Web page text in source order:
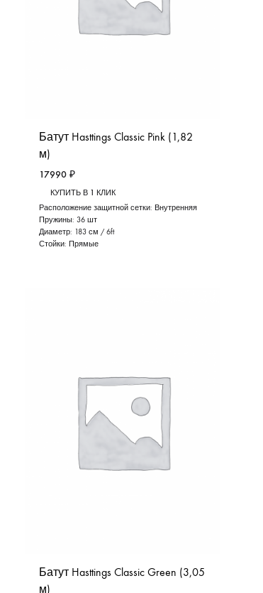
Батут Hasttings Classic Pink (1,82
м)
17990 ₽
КУПИТЬ В 1 КЛИК
Расположение защитной сетки: Внутренняя
Пружины: 36 шт
Диаметр: 183 см / 6ft
Стойки: Прямые
Батут Hasttings Classic Green (3,05
м)